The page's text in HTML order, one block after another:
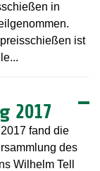
in
ist
2017
fand die
des
Wilhelm Tell